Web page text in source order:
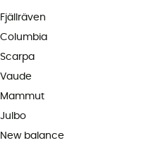
Fjällräven
Columbia
Scarpa
Vaude
Mammut
Julbo
New balance